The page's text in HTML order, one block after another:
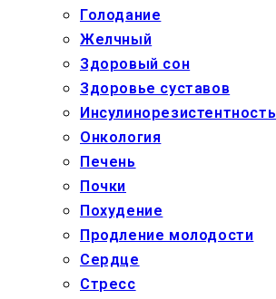
Голодание
Желчный
Здоровый сон
Здоровье суставов
Инсулинорезистентность
Онкология
Печень
Почки
Похудение
Продление молодости
Сердце
Стресс